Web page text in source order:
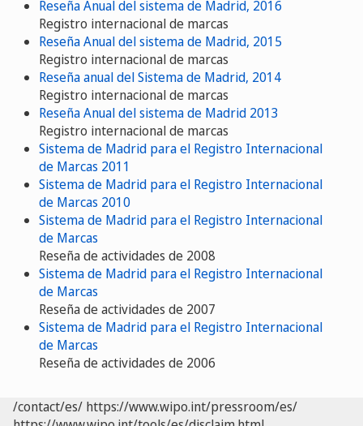
Reseña Anual del sistema de Madrid, 2016
Registro internacional de marcas
Reseña Anual del sistema de Madrid, 2015
Registro internacional de marcas
Reseña anual del Sistema de Madrid, 2014
Registro internacional de marcas
Reseña Anual del sistema de Madrid 2013
Registro internacional de marcas
Sistema de Madrid para el Registro Internacional
de Marcas 2011
Sistema de Madrid para el Registro Internacional
de Marcas 2010
Sistema de Madrid para el Registro Internacional
de Marcas
Reseña de actividades de 2008
Sistema de Madrid para el Registro Internacional
de Marcas
Reseña de actividades de 2007
Sistema de Madrid para el Registro Internacional
de Marcas
Reseña de actividades de 2006
/contact/es/ https://www.wipo.int/pressroom/es/